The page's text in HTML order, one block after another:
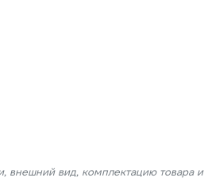
внешний вид, комплектацию товара и